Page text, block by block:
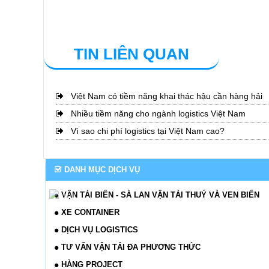
TIN LIÊN QUAN
Việt Nam có tiềm năng khai thác hậu cần hàng hải
Nhiều tiềm năng cho ngành logistics Việt Nam
Vì sao chi phí logistics tại Việt Nam cao?
DANH MỤC DỊCH VỤ
VẬN TẢI BIỂN - SÀ LAN VẬN TẢI THUỶ VÀ VEN BIỂN
XE CONTAINER
DỊCH VỤ LOGISTICS
TƯ VẤN VẬN TẢI ĐA PHƯƠNG THỨC
HÀNG PROJECT